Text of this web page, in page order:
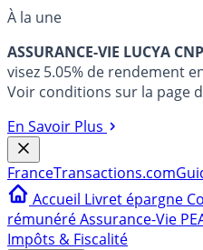
À la une
ASSURANCE-VIE LUCYA
visez 5.05% de rendement
Voir conditions sur la page
En Savoir Plus
FranceTransactions.com
Accueil Livret épargne
rémunéréAssurance-Vie
Impôts & Fiscalité